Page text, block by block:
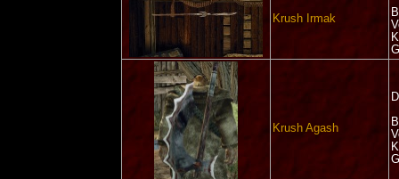
Krush Irmak
Krush Agash